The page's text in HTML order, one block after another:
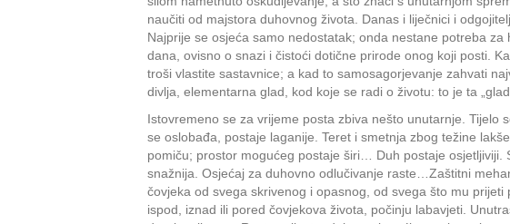
naučiti od majstora duhovnog života. Danas i liječnici i
Najprije se osjeća samo nedostatak; onda nestane potreba
dana, ovisno o snazi i čistoći dotične prirode onog koji posti.
troši vlastite sastavnice; a kad to samosagorjevanje zahvati
divlja, elementarna glad, kod koje se radi o životu: to je ta
Istovremeno se za vrijeme posta zbiva nešto unutarnje. Tijelo
se oslobađa, postaje laganije. Teret i smetnja zbog težine
pomiču; prostor mogućeg postaje širi… Duh postaje osjetljiviji.
snažnija. Osjećaj za duhovno odlučivanje raste…Zaštitni
čovjeka od svega skrivenog i opasnog, od svega što mu prijeti
ispod, iznad ili pored čovjekova života, počinju labavjeti.